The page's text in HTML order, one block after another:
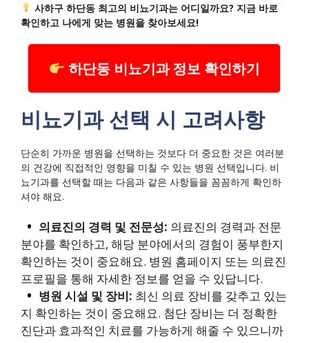
사하구 하단동 최고의 비뇨기과는 어디일까요? 지금 바로
확인하고 나에게 맞는 병원을 찾아보세요!
하단동 비뇨기과 정보 확인하기
비뇨기과 선택 시 고려사항
단순히 가까운 병원을 선택하는 것보다 더 중요한 것은 여러분
의 건강에 직접적인 영향을 미칠 수 있는 병원 선택입니다. 비
뇨기과를 선택할 때는 다음과 같은 사항들을 꼼꼼하게 확인하
셔야 해요.
의료진의 경력 및 전문성: 의료진의 경력과 전문
분야를 확인하고, 해당 분야에서의 경험이 풍부한지
확인하는 것이 중요해요. 병원 홈페이지 또는 의료진
프로필을 통해 자세한 정보를 얻을 수 있답니다.
병원 시설 및 장비: 최신 의료 장비를 갖추고 있는
지 확인하는 것이 중요해요. 첨단 장비는 더 정확한
진단과 효과적인 치료를 가능하게 해줄 수 있으니까